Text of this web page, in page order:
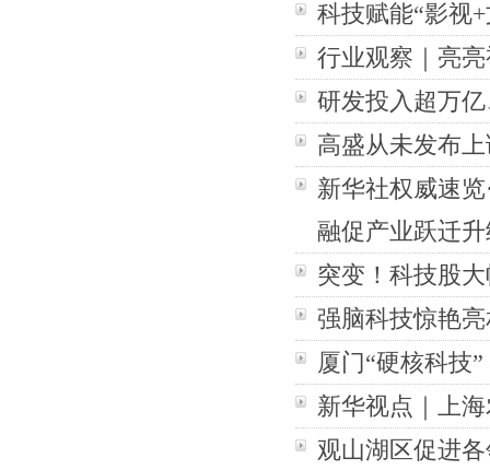
科技赋能“影视
行业观察｜亮
研发投入超万
高盛从未发布
新华社权威速览
融促产业跃迁
突变！科技股
强脑科技惊艳
厦门“硬核科技
新华视点｜上
观山湖区促进